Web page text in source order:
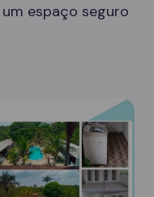
espaço seguro